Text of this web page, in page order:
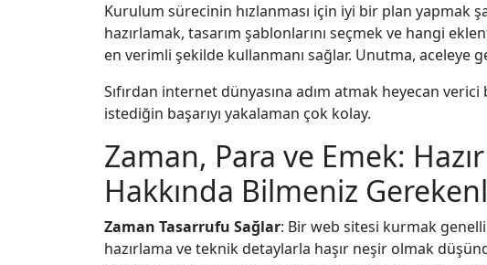
Kurulum sürecinin hızlanması için iyi bir plan yapmak
hazırlamak, tasarım şablonlarını seçmek ve hangi
en verimli şekilde kullanmanı sağlar. Unutma, aceleye
Sıfırdan internet dünyasına adım atmak heyecan
istediğin başarıyı yakalaman çok kolay.
Zaman, Para ve Emek:
Hakkında Bilmeniz
Zaman Tasarrufu Sağlar: Bir web sitesi kurmak
hazırlama ve teknik detaylarla haşır neşir olmak